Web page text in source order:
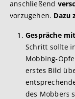
anschließend
vorzugehen. Dazu
Gespräche
Schritt sollte
Mobbing-
erstes Bild
des Mobbers